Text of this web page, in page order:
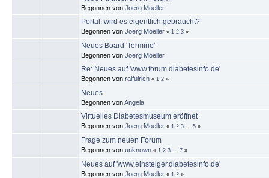
Begonnen von Joerg Moeller
Portal: wird es eigentlich gebraucht?
Begonnen von Joerg Moeller « 1 2 3 »
Neues Board 'Termine'
Begonnen von Joerg Moeller
Re: Neues auf 'www.forum.diabetesinfo.de'
Begonnen von ralfulrich « 1 2 »
Neues
Begonnen vonAngela
Virtuelles Diabetesmuseum eröffnet
Begonnen von Joerg Moeller « 1 2 3 5 »
Frage zum neuen Forum
Begonnen von unknown « 1 2 3 7 »
Neues auf 'www.einsteiger.diabetesinfo.de'
Begonnen von Joerg Moeller « 1 2 »